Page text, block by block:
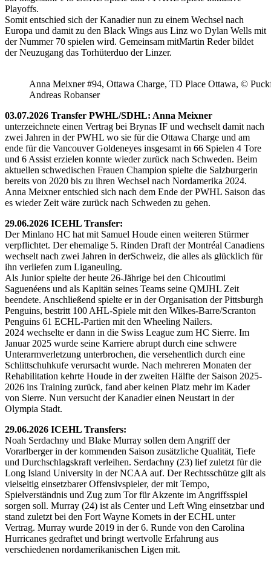
Playoffs.
Somit entschied sich der Kanadier nun zu einem Wechsel nach
Europa und damit zu den Black Wings aus Linz wo Dylan Wells mit
der Nummer 70 spielen wird. Gemeinsam mitMartin Reder bildet
der Neuzugang das Torhüterduo der Linzer.
Anna Meixner #94, Ottawa Charge, TD Place Ottawa, ©
Andreas Robanser
03.07.2026 Transfer PWHL/SDHL: Anna Meixner
unterzeichnete einen Vertrag bei Brynas IF und wechselt damit nach
zwei Jahren in der PWHL wo sie für die Ottawa Charge und am
ende für die Vancouver Goldeneyes insgesamt in 66 Spielen 4 Tore
und 6 Assist erzielen konnte wieder zurück nach Schweden. Beim
aktuellen schwedischen Frauen Champion spielte die Salzburgerin
bereits von 2020 bis zu ihren Wechsel nach Nordamerika 2024.
Anna Meixner entschied sich nach dem Ende der PWHL Saison das
es wieder Zeit wäre zurück nach Schweden zu gehen.
29.06.2026 ICEHL Transfer:
Der Minlano HC hat mit Samuel Houde einen weiteren Stürmer
verpflichtet. Der ehemalige 5. Rinden Draft der Montréal Canadiens
wechselt nach zwei Jahren in derSchweiz, die alles als glücklich für
ihn verliefen zum Liganeuling.
Als Junior spielte der heute 26-Jährige bei den Chicoutimi
Saguenéens und als Kapitän seines Teams seine QMJHL Zeit
beendete. Anschließend spielte er in der Organisation der Pittsburgh
Penguins, bestritt 100 AHL-Spiele mit den Wilkes-Barre/Scranton
Penguins 61 ECHL-Partien mit den Wheeling Nailers.
2024 wechselte er dann in die Swiss League zum HC Sierre. Im
Januar 2025 wurde seine Karriere abrupt durch eine schwere
Unterarmverletzung unterbrochen, die versehentlich durch eine
Schlittschuhkufe verursacht wurde. Nach mehreren Monaten der
Rehabilitation kehrte Houde in der zweiten Hälfte der Saison 2025-
2026 ins Training zurück, fand aber keinen Platz mehr im Kader
von Sierre. Nun versucht der Kanadier einen Neustart in der
Olympia Stadt.
29.06.2026 ICEHL Transfers:
Noah Serdachny und Blake Murray sollen dem Angriff der
Vorarlberger in der kommenden Saison zusätzliche Qualität, Tiefe
und Durchschlagskraft verleihen. Serdachny (23) lief zuletzt für die
Long Island University in der NCAA auf. Der Rechtsschütze gilt als
vielseitig einsetzbarer Offensivspieler, der mit Tempo,
Spielverständnis und Zug zum Tor für Akzente im Angriffsspiel
sorgen soll. Murray (24) ist als Center und Left Wing einsetzbar und
stand zuletzt bei den Fort Wayne Komets in der ECHL unter
Vertrag. Murray wurde 2019 in der 6. Runde von den Carolina
Hurricanes gedraftet und bringt wertvolle Erfahrung aus
verschiedenen nordamerikanischen Ligen mit.